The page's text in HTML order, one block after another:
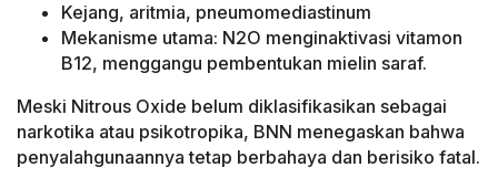
Kejang, aritmia, pneumomediastinum
Mekanisme utama: N2O menginaktivasi vitamon
B12, menggangu pembentukan mielin saraf.
Meski Nitrous Oxide belum diklasifikasikan sebagai
narkotika atau psikotropika, BNN menegaskan bahwa
penyalahgunaannya tetap berbahaya dan berisiko fatal.